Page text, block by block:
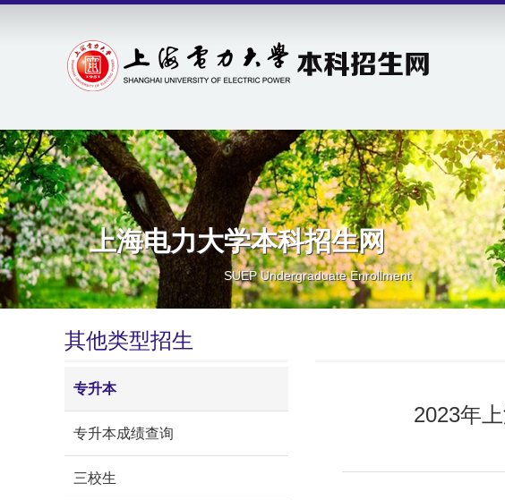
上海电力大学本科招生网
SUEP Undergraduate Enrollment
其他类型招生
专升本
专升本成绩查询
三校生
2023年